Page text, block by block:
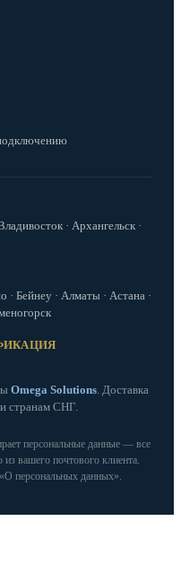
· Архангельск ·
· Бейнеу · Алматы · Астана ·
Omega Solutions. Доставка
странам СНГ.
персональные данные — все
вашего почтового клиента.
персональных данных».